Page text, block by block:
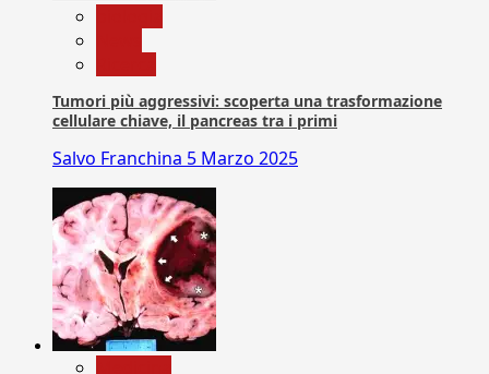
Tumori più aggressivi: scoperta una trasformazione
cellulare chiave, il pancreas tra i primi
Salvo Franchina 5 Marzo 2025